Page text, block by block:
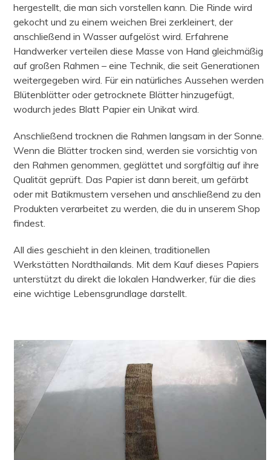
hergestellt, die man sich vorstellen kann. Die Rinde wird
gekocht und zu einem weichen Brei zerkleinert, der
anschließend in Wasser aufgelöst wird. Erfahrene
Handwerker verteilen diese Masse von Hand gleichmäßig
auf großen Rahmen – eine Technik, die seit Generationen
weitergegeben wird. Für ein natürliches Aussehen werden
Blütenblätter oder getrocknete Blätter hinzugefügt,
wodurch jedes Blatt Papier ein Unikat wird.
Anschließend trocknen die Rahmen langsam in der Sonne.
Wenn die Blätter trocken sind, werden sie vorsichtig von
den Rahmen genommen, geglättet und sorgfältig auf ihre
Qualität geprüft. Das Papier ist dann bereit, um gefärbt
oder mit Batikmustern versehen und anschließend zu den
Produkten verarbeitet zu werden, die du in unserem Shop
findest.
All dies geschieht in den kleinen, traditionellen
Werkstätten Nordthailands. Mit dem Kauf dieses Papiers
unterstützt du direkt die lokalen Handwerker, für die dies
eine wichtige Lebensgrundlage darstellt.